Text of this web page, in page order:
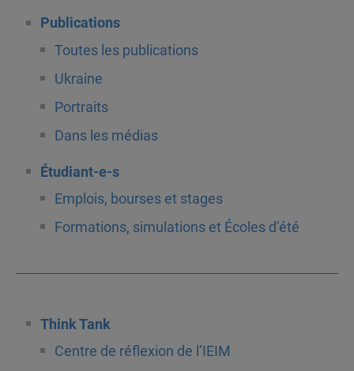
Publications
Toutes les publications
Ukraine
Portraits
Dans les médias
Étudiant-e-s
Emplois, bourses et stages
Formations, simulations et Écoles d’été
Think Tank
Centre de réflexion de l’IEIM